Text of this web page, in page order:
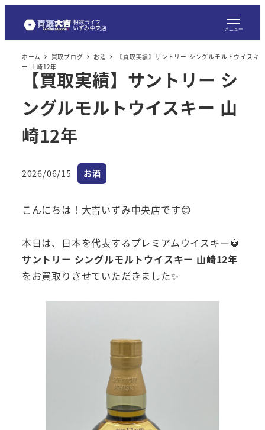
メニュー
ホーム 買取ブログ お酒
【買取実績】サントリー シングルモルトウイスキ
ー 山崎12年
【買取実績】サントリー シ
ングルモルトウイスキー 山
崎12年
投稿日
2026/06/15 カテゴリー
お酒
こんにちは！大吉いずみ中央店です😊
本日は、日本を代表するプレミアムウイスキー🥃
サントリー シングルモルトウイスキー 山崎12年
をお買取りさせていただきました✨